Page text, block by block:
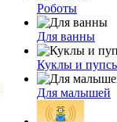
Роботы
Для ванны
Куклы и
Для малышей